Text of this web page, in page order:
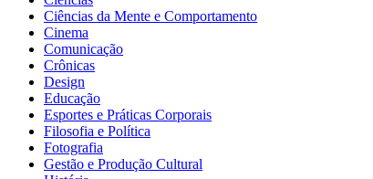
Ciências da Mente e Comportamento
Cinema
Comunicação
Crônicas
Design
Educação
Esportes e Práticas Corporais
Filosofia e Política
Fotografia
Gestão e Produção Cultural